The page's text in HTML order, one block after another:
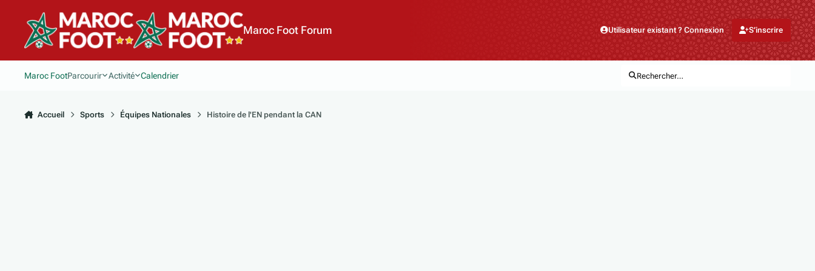
Maroc Foot Forum Utilisateur existant ? Connexion S’inscrire
Maroc FootParcourir Activité Calendrier Rechercher…
Accueil Sports Équipes Nationales Histoire de l'EN pendant la CAN